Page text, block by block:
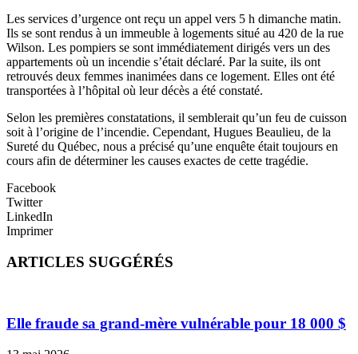
Les services d’urgence ont reçu un appel vers 5 h dimanche matin.
Ils se sont rendus à un immeuble à logements situé au 420 de la rue
Wilson. Les pompiers se sont immédiatement dirigés vers un des
appartements où un incendie s’était déclaré. Par la suite, ils ont
retrouvés deux femmes inanimées dans ce logement. Elles ont été
transportées à l’hôpital où leur décès a été constaté.
Selon les premières constatations, il semblerait qu’un feu de cuisson
soit à l’origine de l’incendie. Cependant, Hugues Beaulieu, de la
Sureté du Québec, nous a précisé qu’une enquête était toujours en
cours afin de déterminer les causes exactes de cette tragédie.
Facebook
Twitter
LinkedIn
Imprimer
ARTICLES SUGGÉRÉS
Elle fraude sa grand-mère vulnérable pour 18 000 $